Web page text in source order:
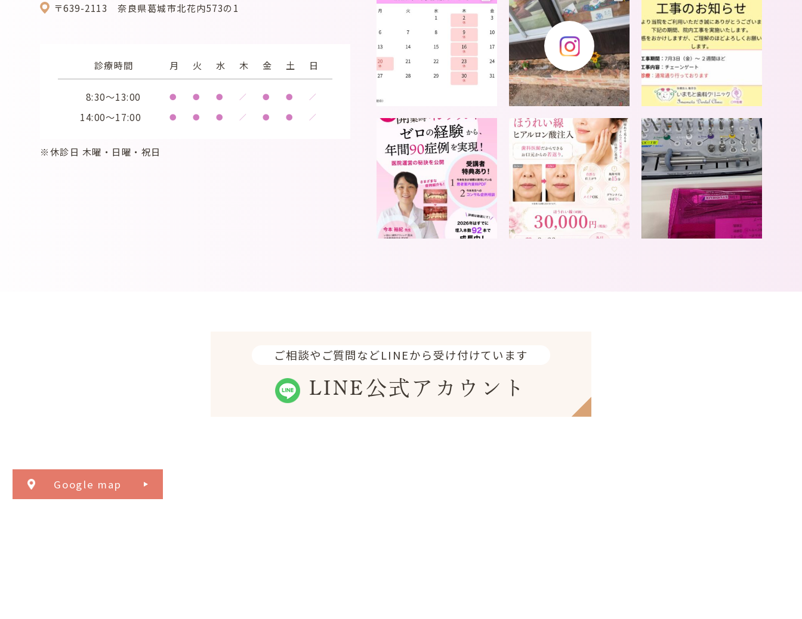
〒639-2113奈良県葛城市北花内573の1
診療時間 月 火 水 木 金 土 日
8:30～13:00 ● ● ● ／ ● ● ／
14:00～17:00 ● ● ● ／ ● ● ／
※休診日 木曜・日曜・祝日
ご相談やご質問などLINEから受け付けています
LINE公式アカウント
Google map